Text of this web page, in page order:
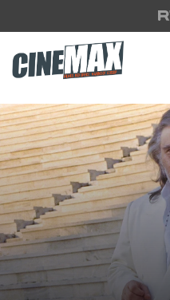
Saltar para o conteúdo